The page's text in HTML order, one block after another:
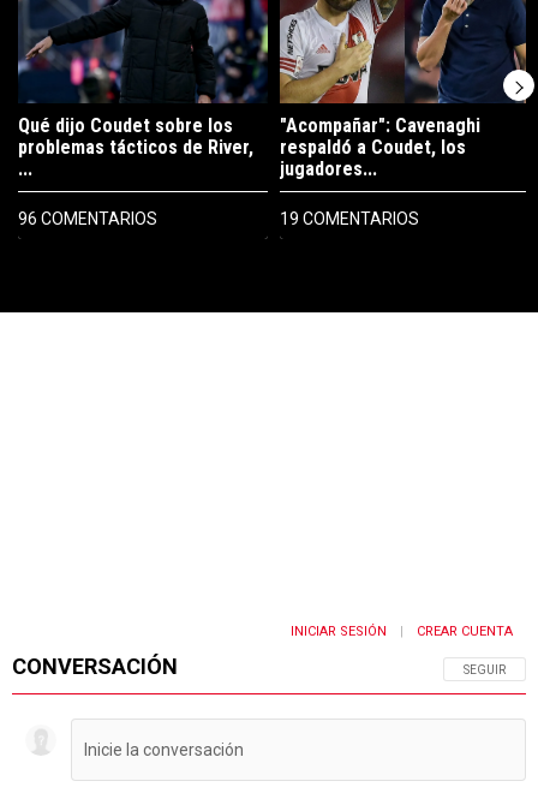
Qué dijo Coudet sobre los
problemas tácticos de River,
...
96 COMENTARIOS
"Acompañar": Cavenaghi
respaldó a Coudet, los
jugadores...
19 COMENTARIOS
CONVERSACIÓN SIGA ESTA
SEGUIR
INICIAR SESIÓN CREAR CUENTA